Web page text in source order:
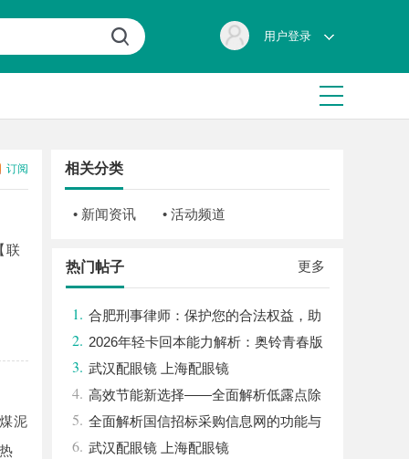
用户登录
订阅
联
泥
相关分类
• 新闻资讯 • 活动频道
更多
热门帖子
1. 合肥刑事律师：保护您的合法权益，助
您走出法律困境
2. 2026年轻卡回本能力解析：奥铃青春版
回本关键因素与高潜力车型介绍
3. 武汉配眼镜 上海配眼镜
4. 高效节能新选择——全面解析低露点除
湿机的应用与优势
5. 全面解析国信招标采购信息网的功能与
优势
6. 武汉配眼镜 上海配眼镜